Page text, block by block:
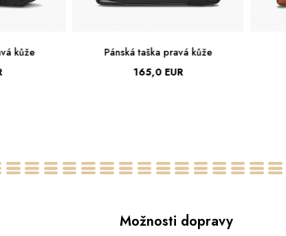
pravá kůže
EUR
Batoh pravá kůže
186,0 EUR
Možnosti dopravy